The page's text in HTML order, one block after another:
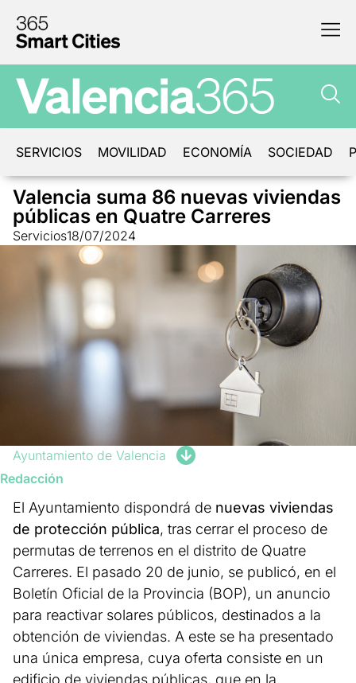
SERVICIOS MOVILIDAD ECONOMÍA SOCIEDAD
Valencia suma 86 nuevas viviendas
públicas en Quatre Carreres
Servicios18/07/2024
Ayuntamiento de Valencia
Redacción
El Ayuntamiento dispondrá de nuevas viviendas
de protección pública, tras cerrar el proceso de
permutas de terrenos en el distrito de Quatre
Carreres. El pasado 20 de junio, se publicó, en el
Boletín Oficial de la Provincia (BOP), un anuncio
para reactivar solares públicos, destinados a la
obtención de viviendas. A este se ha presentado
una única empresa, cuya oferta consiste en un
edificio de viviendas públicas, que en la